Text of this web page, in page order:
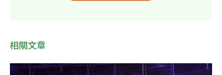
相關文章